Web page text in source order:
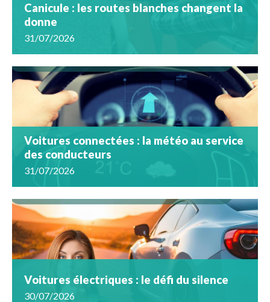
Canicule : les routes blanches changent la
donne
31/07/2026
Voitures connectées : la météo au service
des conducteurs
31/07/2026
Voitures électriques : le défi du silence
30/07/2026